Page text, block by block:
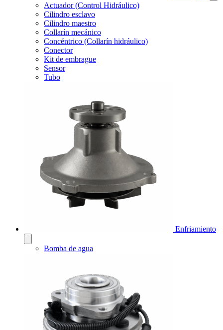
Actuador (Control Hidráulico)
Cilindro esclavo
Cilindro maestro
Collarín mecánico
Concéntrico (Collarín hidráulico)
Conector
Kit de embrague
Sensor
Tubo
Enfriamiento
Bomba de agua